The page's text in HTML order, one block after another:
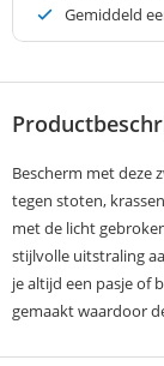
Gemiddeld
Bescherm met deze
tegen stoten,
met de licht
stijlvolle uitstraling
je altijd een pasje of
gemaakt waardoor